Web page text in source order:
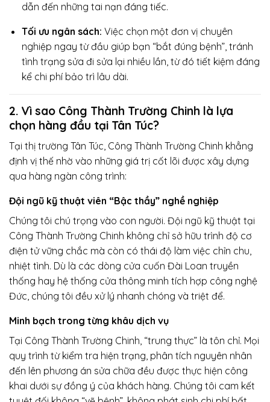
dẫn đến những tai nạn đáng tiếc.
Tối ưu ngân sách: Việc chọn một đơn vị chuyên
nghiệp ngay từ đầu giúp bạn “bắt đúng bệnh”, tránh
tình trạng sửa đi sửa lại nhiều lần, từ đó tiết kiệm đáng
kể chi phí bảo trì lâu dài.
2. Vì sao Công Thành Trường Chinh là lựa
chọn hàng đầu tại Tân Túc?
Tại thị trường Tân Túc, Công Thành Trường Chinh khẳng
định vị thế nhờ vào những giá trị cốt lõi được xây dựng
qua hàng ngàn công trình:
Đội ngũ kỹ thuật viên “Bậc thầy” nghề nghiệp
Chúng tôi chú trọng vào con người. Đội ngũ kỹ thuật tại
Công Thành Trường Chinh không chỉ sở hữu trình độ cơ
điện tử vững chắc mà còn có thái độ làm việc chỉn chu,
nhiệt tình. Dù là các dòng cửa cuốn Đài Loan truyền
thống hay hệ thống cửa thông minh tích hợp công nghệ
Đức, chúng tôi đều xử lý nhanh chóng và triệt để.
Minh bạch trong từng khâu dịch vụ
Tại Công Thành Trường Chinh, “trung thực” là tôn chỉ. Mọi
quy trình từ kiểm tra hiện trạng, phân tích nguyên nhân
đến lên phương án sửa chữa đều được thực hiện công
khai dưới sự đồng ý của khách hàng. Chúng tôi cam kết